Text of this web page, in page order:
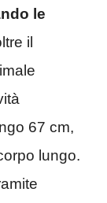
le
il
67 cm,
lungo.